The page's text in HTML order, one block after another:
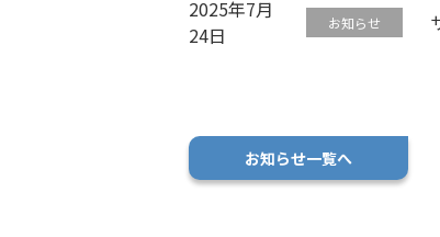
2025年7月
24日
お知らせ
お知らせ一覧へ